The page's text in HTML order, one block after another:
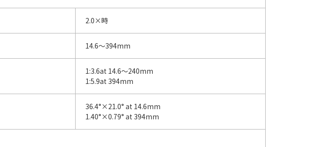
2.0×時
14.6～394mm
1:3.6at 14.6～240mm
1:5.9at 394mm
36.4°×21.0° at 14.6mm
1.40°×0.79° at 394mm